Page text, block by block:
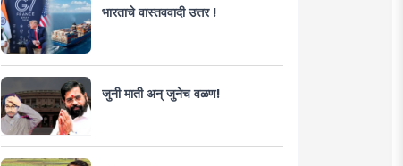
भारताचे वास्तववादी उत्तर !
जुनी माती अन् जुनेच वळण!